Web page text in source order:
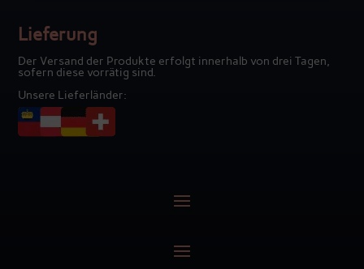
Lieferung
Der Versand der Produkte erfolgt innerhalb von drei Tagen,
sofern diese vorrätig sind.
Unsere Lieferländer: